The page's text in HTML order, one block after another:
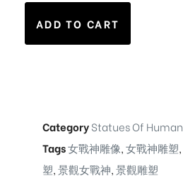
ADD TO CART
CategoryStatues Of Human
Tags女戰神雕像,女戰神雕塑,
塑,景觀女戰神,景觀雕塑